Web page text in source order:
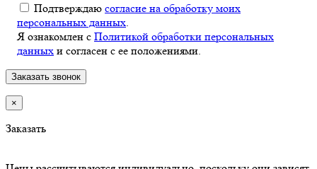
Подтверждаю согласие на обработку моих
персональных данных.
Я ознакомлен с Политикой обработки персональных
данных и согласен с ее положениями.
×
Заказать